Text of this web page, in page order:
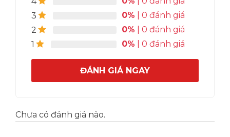
3
0% | 0 đánh giá
2
0% | 0 đánh giá
1
0% | 0 đánh giá
ĐÁNH GIÁ NGAY
Chưa có đánh giá nào.